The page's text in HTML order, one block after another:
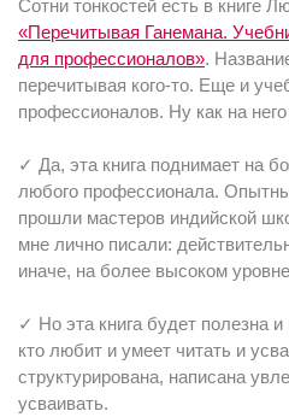
Сотни тонкостей есть в книге
«Перечитывая Ганемана.
для профессионалов».
перечитывая кого-то. Еще и
профессионалов. Ну как на
✓ Да, эта книга поднимает на
любого профессионала.
прошли мастеров индийской
мне лично писали:
иначе, на более высоком
✓ Но эта книга будет полезна и
кто любит и умеет читать и
структурирована, написана
усваивать.